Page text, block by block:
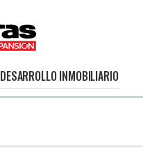
DESARROLLO INMOBILIARIO